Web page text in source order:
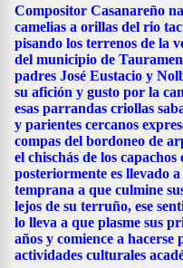
Compositor Casanareño
camelias a orillas del rio
pisando los terrenos de la
del municipio de
padres José Eustacio y
su afición y gusto por la
esas parrandas criollas
y parientes cercanos
compas del bordoneo de
el chischás de los capachos
posteriormente es llevado
temprana a que culmine
lejos de su terruño, ese
lo lleva a que plasme sus
años y comience a
actividades culturales